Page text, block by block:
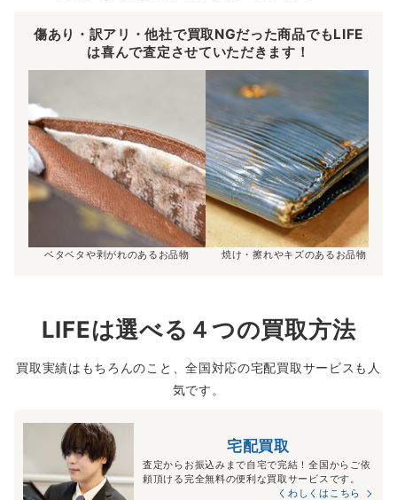
傷あり・訳アリ・他社で買取NGだった商品でもLIFE
は喜んで査定させていただきます！
ベタベタや剥がれのあるお品物 焼け・擦れやキズのあるお品物
LIFEは選べる４つの買取方法
買取実績はもちろんのこと、全国対応の宅配買取サービスも人
気です。
宅配買取
査定からお振込みまで自宅で完結！全国からご依
頼頂ける完全無料の便利な買取サービスです。
くわしくはこちら